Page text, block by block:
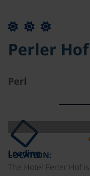
Perler Hof
Perl
Loading
LOCATION:
The Hotel Perler Hof